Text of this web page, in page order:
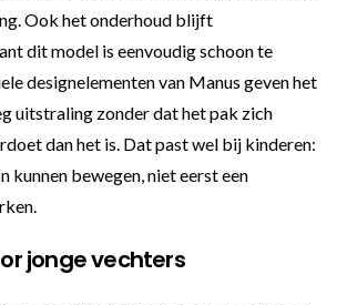
Ook het onderhoud blijft
dit model is eenvoudig schoon te
designelementen van Manus geven het
uitstraling zonder dat het pak zich
dan het is. Dat past wel bij kinderen:
kunnen bewegen, niet eerst een
jonge vechters